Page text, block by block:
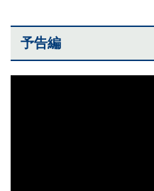
予告編